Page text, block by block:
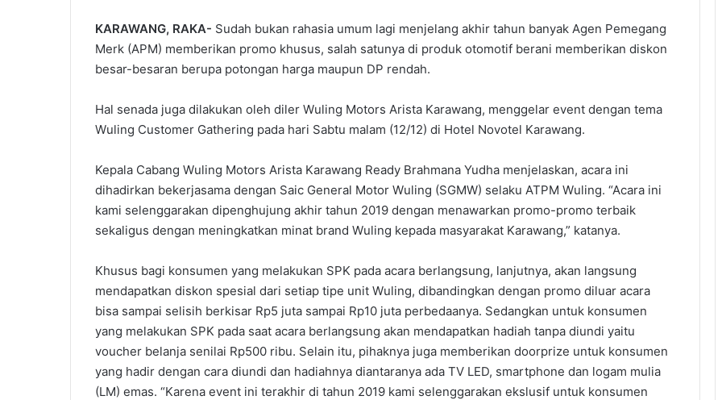
KARAWANG, RAKA- Sudah bukan rahasia umum lagi menjelang akhir tahun banyak Agen Pemegang
Merk (APM) memberikan promo khusus, salah satunya di produk otomotif berani memberikan diskon
besar-besaran berupa potongan harga maupun DP rendah.
Hal senada juga dilakukan oleh diler Wuling Motors Arista Karawang, menggelar event dengan tema
Wuling Customer Gathering pada hari Sabtu malam (12/12) di Hotel Novotel Karawang.
Kepala Cabang Wuling Motors Arista Karawang Ready Brahmana Yudha menjelaskan, acara ini
dihadirkan bekerjasama dengan Saic General Motor Wuling (SGMW) selaku ATPM Wuling. “Acara ini
kami selenggarakan dipenghujung akhir tahun 2019 dengan menawarkan promo-promo terbaik
sekaligus dengan meningkatkan minat brand Wuling kepada masyarakat Karawang,” katanya.
Khusus bagi konsumen yang melakukan SPK pada acara berlangsung, lanjutnya, akan langsung
mendapatkan diskon spesial dari setiap tipe unit Wuling, dibandingkan dengan promo diluar acara
bisa sampai selisih berkisar Rp5 juta sampai Rp10 juta perbedaanya. Sedangkan untuk konsumen
yang melakukan SPK pada saat acara berlangsung akan mendapatkan hadiah tanpa diundi yaitu
voucher belanja senilai Rp500 ribu. Selain itu, pihaknya juga memberikan doorprize untuk konsumen
yang hadir dengan cara diundi dan hadiahnya diantaranya ada TV LED, smartphone dan logam mulia
(LM) emas. “Karena event ini terakhir di tahun 2019 kami selenggarakan ekslusif untuk konsumen